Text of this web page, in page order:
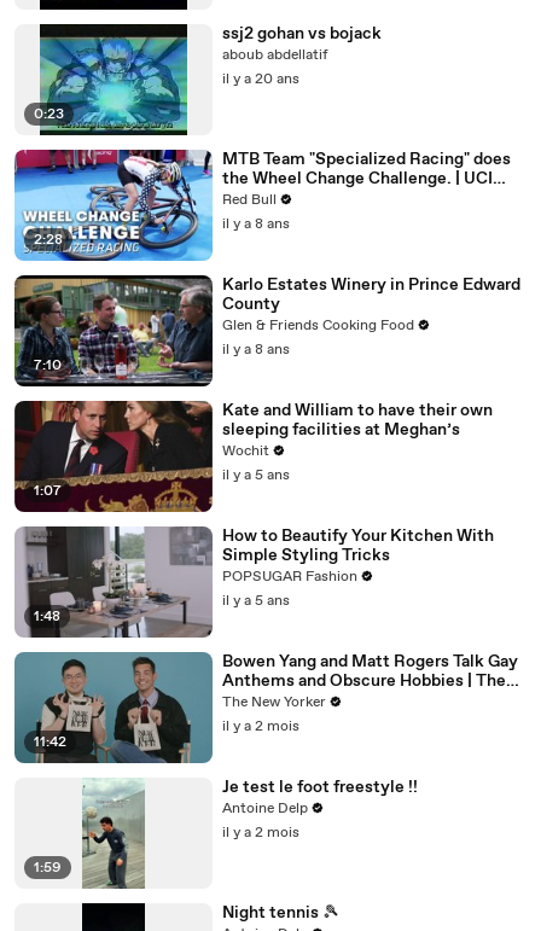
0:23
ssj2 gohan vs bojack
aboub abdellatif
il y a 20 ans
2:28
MTB Team "Specialized Racing" does
the Wheel Change Challenge. | UCI
MTB 2018
Red Bull
il y a 8 ans
7:10
Karlo Estates Winery in Prince Edward
County
Glen & Friends Cooking Food
il y a 8 ans
1:07
Kate and William to have their own
sleeping facilities at Meghan’s
Wochit
il y a 5 ans
1:48
How to Beautify Your Kitchen With
Simple Styling Tricks
POPSUGAR Fashion
il y a 5 ans
11:42
Bowen Yang and Matt Rogers Talk Gay
Anthems and Obscure Hobbies | The
Mini Interview | The New Yorker
The New Yorker
il y a 2 mois
1:59
Je test le foot freestyle !!
Antoine Delp
il y a 2 mois
Night tennis 🎾